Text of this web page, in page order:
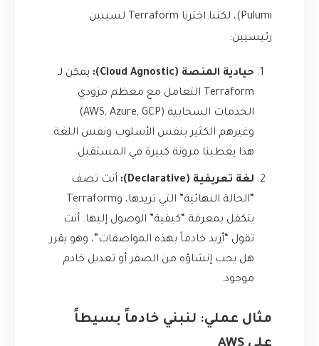
Pulumi)، لكننا اخترنا Terraform لسببين
رئيسيين:
حيادية المنصة (Cloud Agnostic):
يمكن لـ
Terraform التعامل مع معظم مزودي
الخدمات السحابية (AWS, Azure, GCP)
وغيرهم الكثير بنفس الأسلوب ونفس اللغة.
هذا يعطينا مرونة كبيرة في المستقبل.
لغة تعريفية (Declarative):
أنت تصف
“الحالة النهائية” التي تريدها، وTerraform
يتكفل بمعرفة “كيفية” الوصول إليها. أنت
تقول “أريد خادماً بهذه المواصفات”، وهو يقرر
هل يجب إنشاؤه من الصفر أو تعديل خادم
موجود.
مثال عملي: لنبني خادماً بسيطاً